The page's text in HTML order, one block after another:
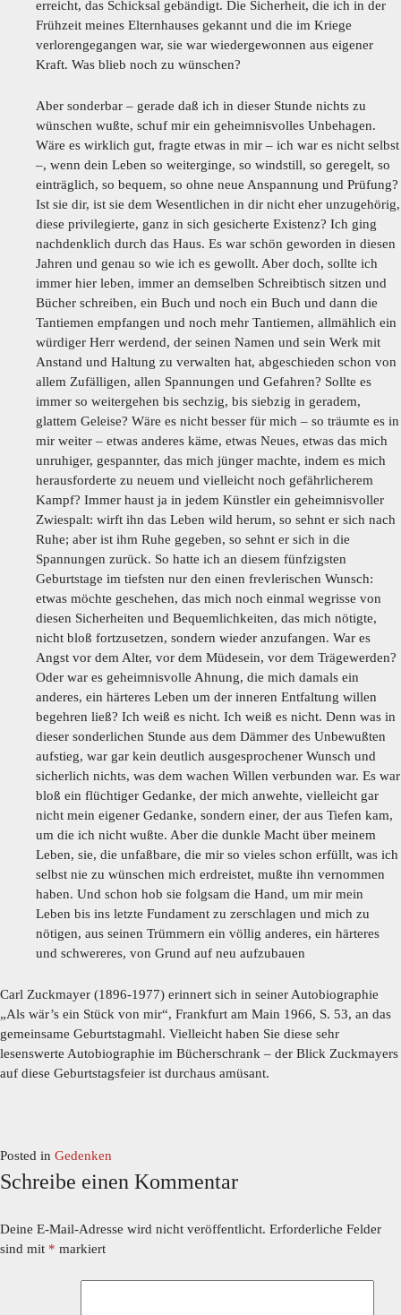
erreicht, das Schicksal gebändigt. Die Sicherheit, die ich in der
Frühzeit meines Elternhauses gekannt und die im Kriege
verlorengegangen war, sie war wiedergewonnen aus eigener
Kraft. Was blieb noch zu wünschen?
Aber sonderbar – gerade daß ich in dieser Stunde nichts zu
wünschen wußte, schuf mir ein geheimnisvolles Unbehagen.
Wäre es wirklich gut, fragte etwas in mir – ich war es nicht selbst
–, wenn dein Leben so weiterginge, so windstill, so geregelt, so
einträglich, so bequem, so ohne neue Anspannung und Prüfung?
Ist sie dir, ist sie dem Wesentlichen in dir nicht eher unzugehörig,
diese privilegierte, ganz in sich gesicherte Existenz? Ich ging
nachdenklich durch das Haus. Es war schön geworden in diesen
Jahren und genau so wie ich es gewollt. Aber doch, sollte ich
immer hier leben, immer an demselben Schreibtisch sitzen und
Bücher schreiben, ein Buch und noch ein Buch und dann die
Tantiemen empfangen und noch mehr Tantiemen, allmählich ein
würdiger Herr werdend, der seinen Namen und sein Werk mit
Anstand und Haltung zu verwalten hat, abgeschieden schon von
allem Zufälligen, allen Spannungen und Gefahren? Sollte es
immer so weitergehen bis sechzig, bis siebzig in geradem,
glattem Geleise? Wäre es nicht besser für mich – so träumte es in
mir weiter – etwas anderes käme, etwas Neues, etwas das mich
unruhiger, gespannter, das mich jünger machte, indem es mich
herausforderte zu neuem und vielleicht noch gefährlicherem
Kampf? Immer haust ja in jedem Künstler ein geheimnisvoller
Zwiespalt: wirft ihn das Leben wild herum, so sehnt er sich nach
Ruhe; aber ist ihm Ruhe gegeben, so sehnt er sich in die
Spannungen zurück. So hatte ich an diesem fünfzigsten
Geburtstage im tiefsten nur den einen frevlerischen Wunsch:
etwas möchte geschehen, das mich noch einmal wegrisse von
diesen Sicherheiten und Bequemlichkeiten, das mich nötigte,
nicht bloß fortzusetzen, sondern wieder anzufangen. War es
Angst vor dem Alter, vor dem Müdesein, vor dem Trägewerden?
Oder war es geheimnisvolle Ahnung, die mich damals ein
anderes, ein härteres Leben um der inneren Entfaltung willen
begehren ließ? Ich weiß es nicht. Ich weiß es nicht. Denn was in
dieser sonderlichen Stunde aus dem Dämmer des Unbewußten
aufstieg, war gar kein deutlich ausgesprochener Wunsch und
sicherlich nichts, was dem wachen Willen verbunden war. Es war
bloß ein flüchtiger Gedanke, der mich anwehte, vielleicht gar
nicht mein eigener Gedanke, sondern einer, der aus Tiefen kam,
um die ich nicht wußte. Aber die dunkle Macht über meinem
Leben, sie, die unfaßbare, die mir so vieles schon erfüllt, was ich
selbst nie zu wünschen mich erdreistet, mußte ihn vernommen
haben. Und schon hob sie folgsam die Hand, um mir mein
Leben bis ins letzte Fundament zu zerschlagen und mich zu
nötigen, aus seinen Trümmern ein völlig anderes, ein härteres
und schwereres, von Grund auf neu aufzubauen
Carl Zuckmayer (1896-1977) erinnert sich in seiner Autobiographie
„Als wär’s ein Stück von mir“, Frankfurt am Main 1966, S. 53, an das
gemeinsame Geburtstagmahl. Vielleicht haben Sie diese sehr
lesenswerte Autobiographie im Bücherschrank – der Blick Zuckmayers
auf diese Geburtstagsfeier ist durchaus amüsant.
Posted in Gedenken
Schreibe einen Kommentar
Deine E-Mail-Adresse wird nicht veröffentlicht. Erforderliche Felder
sind mit * markiert